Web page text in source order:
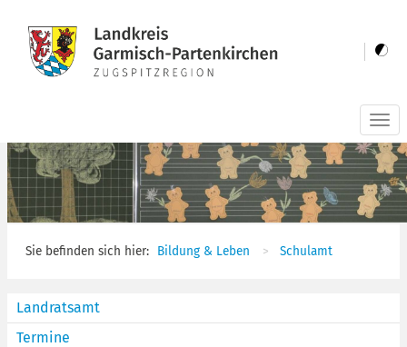
Sie befinden sich hier: Bildung & Leben Schulamt
Landratsamt
Termine